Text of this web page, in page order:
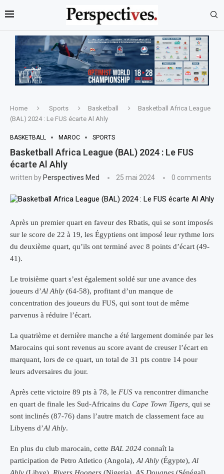
Home Sports Basketball
Basketball Africa League
(BAL) 2024 : Le FUS écarte Al Ahly
BASKETBALL MAROC SPORTS
Basketball Africa League (BAL) 2024 : Le FUS
écarte Al Ahly
written by Perspectives Med 25 mai 2024 0 comments
Après un premier quart en faveur des Rbatis, qui se sont imposés
sur le score de 22 à 19, les Égyptiens ont imposé leur rythme lors
du deuxième quart, qu’ils ont terminé avec 8 points d’écart (49-
41).
Le troisième quart s’est également soldé sur une avance des
joueurs d’Al Ahly (64-58), profitant d’un manque de
concentration des joueurs du FUS, qui sont tout de même
parvenus à réduire l’écart.
La quatrième et dernière manche a été largement dominée par les
Marocains qui sont revenus au score avant de creuser l’écart en
marquant, lors de ce quart, un total de 31 pts contre 14 pour
leurs adversaires du jour.
Après cette victoire 89 pts à 78, le FUS va rencontrer dimanche
en quart de finale les Sud-Africains du Cape Town Tigers, qui se
sont inclinés (87-76) dans l’autre match de classement face au
Libyens d’Al Ahly.
En plus du club marocain, cette BAL 2024 connaît la
participation de Petro Atletico (Angola), Al Ahly (Égypte), Al